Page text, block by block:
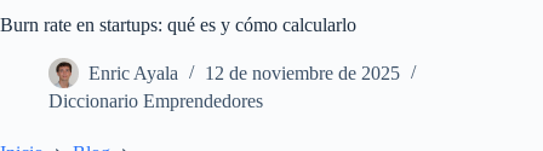
Burn rate en startups: qué es y cómo calcularlo
Enric Ayala
12 de noviembre de 2025
Diccionario Emprendedores